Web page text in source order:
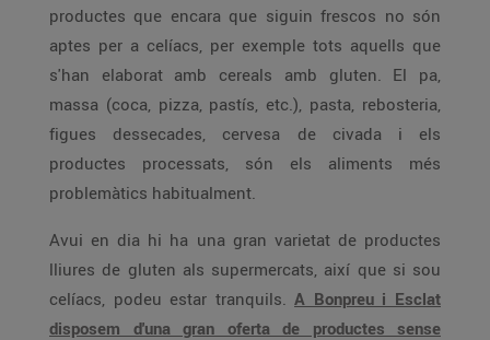
productes que encara que siguin frescos no són
aptes per a celíacs, per exemple tots aquells que
s'han elaborat amb cereals amb gluten. El pa,
massa (coca, pizza, pastís, etc.), pasta, rebosteria,
figues dessecades, cervesa de civada i els
productes processats, són els aliments més
problemàtics habitualment.
Avui en dia hi ha una gran varietat de productes
lliures de gluten als supermercats, així que si sou
celíacs, podeu estar tranquils. A Bonpreu i Esclat
disposem d'una gran oferta de productes sense